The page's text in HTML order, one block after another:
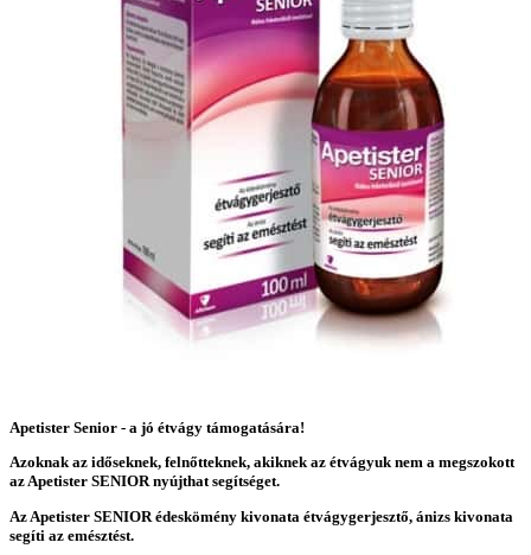
Apetister Senior - a jó étvágy támogatására!
Azoknak az időseknek, felnőtteknek, akiknek az étvágyuk nem a megszokott
az Apetister SENIOR nyújthat segítséget.
Az Apetister SENIOR édeskömény kivonata étvágygerjesztő, ánizs kivonata
segíti az emésztést.